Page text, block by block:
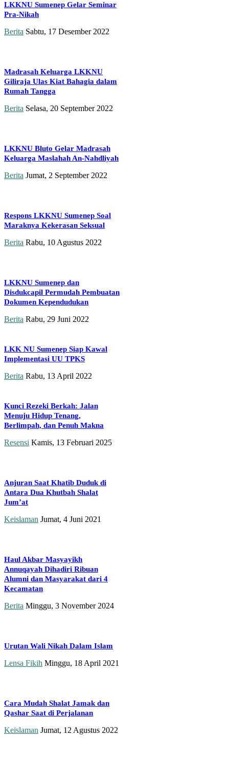
LKKNU Sumenep Gelar Seminar
Pra-Nikah
Berita Sabtu, 17 Desember 2022
Madrasah Keluarga LKKNU
Giliraja Ulas Kiat Bahagia dalam
Rumah Tangga
Berita Selasa, 20 September 2022
LKKNU Bluto Gelar Madrasah
Keluarga Maslahah An-Nahdliyah
Berita Jumat, 2 September 2022
Respons LKKNU Sumenep Soal
Maraknya Kekerasan Seksual
Berita Rabu, 10 Agustus 2022
LKKNU Sumenep dan
Disdukcapil Permudah Pembuatan
Dokumen Kependudukan
Berita Rabu, 29 Juni 2022
LKK NU Sumenep Siap Kawal
Implementasi UU TPKS
Berita Rabu, 13 April 2022
Kunci Rezeki Berkah: Jalan
Menuju Hidup Tenang,
Berlimpah, dan Penuh Makna
Resensi Kamis, 13 Februari 2025
Anjuran Saat Khatib Duduk di
Antara Dua Khutbah Shalat
Jum’at
Keislaman Jumat, 4 Juni 2021
Haul Akbar Masyayikh
Annuqayah Dihadiri Ribuan
Alumni dan Masyarakat dari 4
Kecamatan
Berita Minggu, 3 November 2024
Urutan Wali Nikah Dalam Islam
Lensa Fikih Minggu, 18 April 2021
Cara Mudah Shalat Jamak dan
Qashar Saat di Perjalanan
Keislaman Jumat, 12 Agustus 2022